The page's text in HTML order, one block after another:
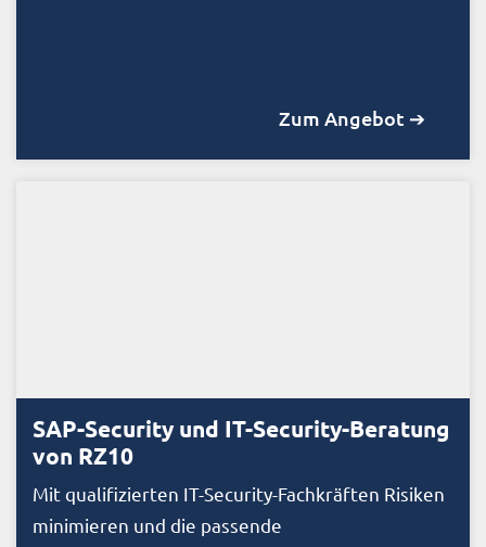
Zum Angebot ➔
SAP-Security und IT-Security-Beratung
von RZ10
Mit qualifizierten IT-Security-Fachkräften Risiken
minimieren und die passende